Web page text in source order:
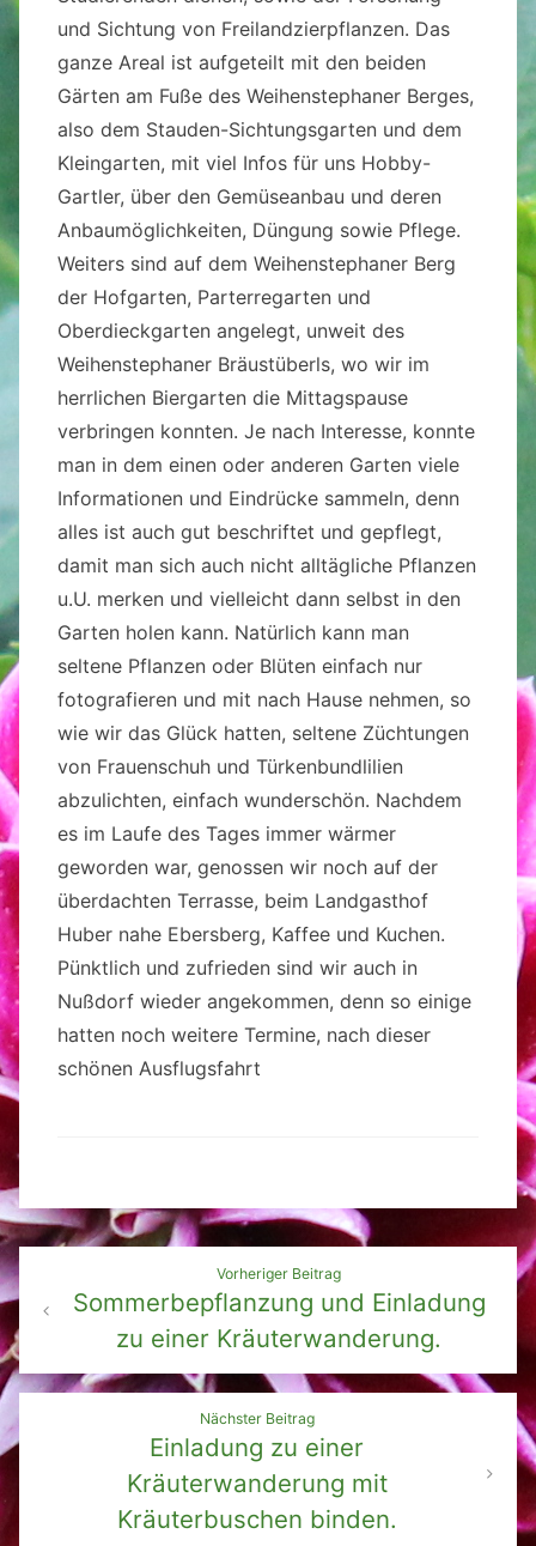
und Sichtung von Freilandzierpflanzen. Das
ganze Areal ist aufgeteilt mit den beiden
Gärten am Fuße des Weihenstephaner Berges,
also dem Stauden-Sichtungsgarten und dem
Kleingarten, mit viel Infos für uns Hobby-
Gartler, über den Gemüseanbau und deren
Anbaumöglichkeiten, Düngung sowie Pflege.
Weiters sind auf dem Weihenstephaner Berg
der Hofgarten, Parterregarten und
Oberdieckgarten angelegt, unweit des
Weihenstephaner Bräustüberls, wo wir im
herrlichen Biergarten die Mittagspause
verbringen konnten. Je nach Interesse, konnte
man in dem einen oder anderen Garten viele
Informationen und Eindrücke sammeln, denn
alles ist auch gut beschriftet und gepflegt,
damit man sich auch nicht alltägliche Pflanzen
u.U. merken und vielleicht dann selbst in den
Garten holen kann. Natürlich kann man
seltene Pflanzen oder Blüten einfach nur
fotografieren und mit nach Hause nehmen, so
wie wir das Glück hatten, seltene Züchtungen
von Frauenschuh und Türkenbundlilien
abzulichten, einfach wunderschön. Nachdem
es im Laufe des Tages immer wärmer
geworden war, genossen wir noch auf der
überdachten Terrasse, beim Landgasthof
Huber nahe Ebersberg, Kaffee und Kuchen.
Pünktlich und zufrieden sind wir auch in
Nußdorf wieder angekommen, denn so einige
hatten noch weitere Termine, nach dieser
schönen Ausflugsfahrt
Beitragsnavigation
Vorheriger Beitrag
Sommerbepflanzung und Einladung
zu einer Kräuterwanderung.
Nächster Beitrag
Einladung zu einer
Kräuterwanderung mit
Kräuterbuschen binden.